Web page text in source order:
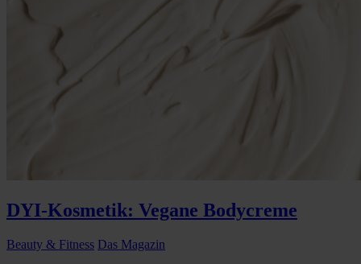
DYI-Kosmetik: Vegane Bodycreme
Beauty & Fitness Das Magazin